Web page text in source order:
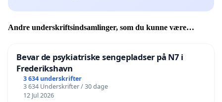
Andre underskriftsindsamlinger, som du kunne være
Bevar de psykiatriske sengepladser på N7 i
Frederikshavn
3 634 underskrifter
3 634 Underskrifter / 30 dage
12 Jul 2026